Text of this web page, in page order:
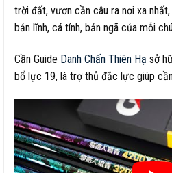
trời đất, vươn cần câu ra nơi xa
bản lĩnh, cá tính, bản ngã của mỗi
Cần Guide Danh Chấn Thiên Hạ sở
bổ lực 19, là trợ thủ đắc lực giúp